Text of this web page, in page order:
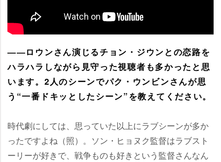
――ロウンさん演じるチョン・ジウンとの恋路を
ハラハラしながら見守った視聴者も多かったと思
います。2人のシーンでパク・ウンビンさんが思
う“一番ドキッとしたシーン”を教えてください。
時代劇にしては、思っていた以上にラブシーンが多か
ったですよね（照）。ソン・ヒョヌク監督はラブスト
ーリーが好きで、戦争ものも好きという監督さんなん